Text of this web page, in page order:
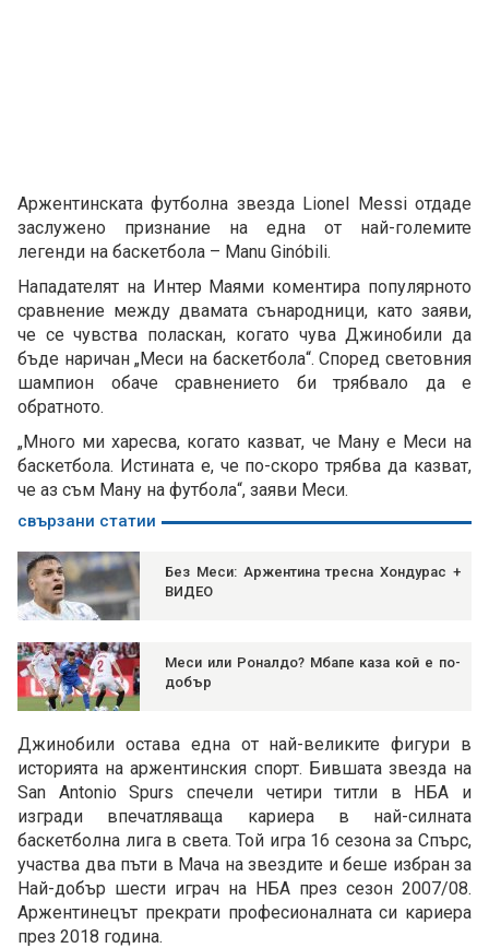
Аржентинската футболна звезда Lionel Messi отдаде
заслужено признание на една от най-големите
легенди на баскетбола – Manu Ginóbili.
Нападателят на Интер Маями коментира популярното
сравнение между двамата сънародници, като заяви,
че се чувства поласкан, когато чува Джинобили да
бъде наричан „Меси на баскетбола“. Според световния
шампион обаче сравнението би трябвало да е
обратното.
„Много ми харесва, когато казват, че Ману е Меси на
баскетбола. Истината е, че по-скоро трябва да казват,
че аз съм Ману на футбола“, заяви Меси.
свързани статии
Без Меси: Аржентина тресна Хондурас +
ВИДЕО
Меси или Роналдо? Мбапе каза кой е по-
добър
Джинобили остава една от най-великите фигури в
историята на аржентинския спорт. Бившата звезда на
San Antonio Spurs спечели четири титли в НБА и
изгради впечатляваща кариера в най-силната
баскетболна лига в света. Той игра 16 сезона за Спърс,
участва два пъти в Мача на звездите и беше избран за
Най-добър шести играч на НБА през сезон 2007/08.
Аржентинецът прекрати професионалната си кариера
през 2018 година.